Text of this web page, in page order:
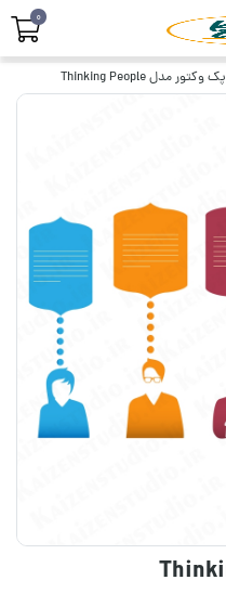
پک وکتور مدل Thinking People
0